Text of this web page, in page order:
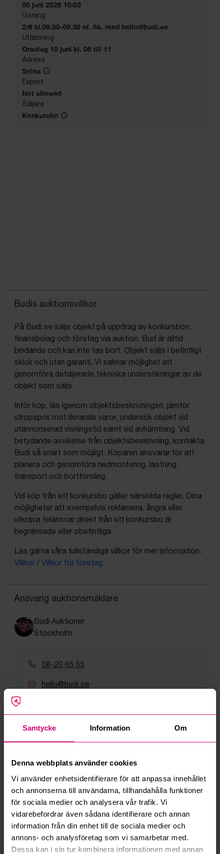
Samtycke Information Om
Denna webbplats använder cookies
Vi använder enhetsidentifierare för att anpassa innehållet
och annonserna till användarna, tillhandahålla funktioner
för sociala medier och analysera vår trafik. Vi
vidarebefordrar även sådana identifierare och annan
information från din enhet till de sociala medier och
annons- och analysföretag som vi samarbetar med.
Dessa kan i sin tur kombinera informationen med annan
08 juni 2026 10:03
Visning
2/6 kl.09.00-09.30 ef. ök. med hello@budi.se
Utlämning
Onsdag 10 juni kl. 08 till 11
Adress
Solna
Export
Not allowed
Säljare
Konkursbo
Budis auktionsvillkor
På Budi.se säljs objekt på uppdrag av konkursbon,
finansbolag och företag via auktion. Bud är alltid
bindande och kan inte tas bort. Objekt säljs i befintligt
skick och utan garanti. Vi saknar möjlighet att
genomföra detaljerade tekniska undersökningar av de
objekt som säljs.
Inför köp, läs igenom objektsbeskrivningen, jämför
utropspris mot liknande varor, undersök objekt vid
utannonserad visningstid samt vid avhämtning. Vid
betydande avvikelse från objektsbeskrivning, kontakta
Budi så snart som möjligt. Köparen ansvarar för att
planera och genomföra nedmontering, lastning,
transport och bortforsling.
Vid köp från ett konkursbo gäller särskilda regler. Dina
möjligheter att exempelvis reklamera, ångra eller
utkräva felansvar direkt från ett konkursbo är
begränsade eller obefintliga.
Läs gärna våra fullständiga villkor för mer information:
Villkor / Villkor för företag
Ansvarig auktionsmäklare
Budi Auktioner
Stockholm
08-20 65 55
hello@budi.se
Hur fungerar manuella bud?
Vad innebär serviceavgift?
Vad är ett reservationspris?
Hur fungerar maxbud?